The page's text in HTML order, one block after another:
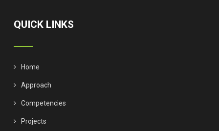
QUICK LINKS
Home
Approach
Competencies
Projects